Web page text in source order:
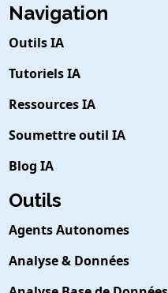
Navigation
Outils IA
Tutoriels IA
Ressources IA
Soumettre outil IA
Blog IA
Outils
Agents Autonomes
Analyse & Données